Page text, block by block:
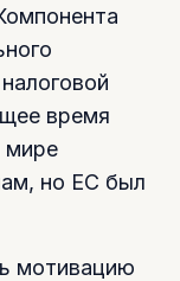
время
мире
но ЕС был
мотивацию